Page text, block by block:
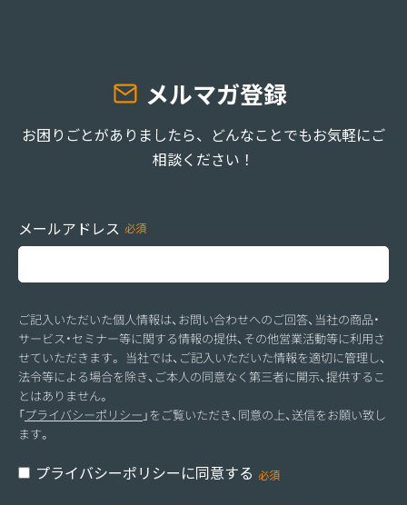
メルマガ登録
相談する
メルマガ登録
お困りごとがありましたら、どんなことでもお気軽にご
相談ください！
メールアドレス
ご記入いただいた個人情報は、お問い合わせへのご回答、当社の商品・
サービス・セミナー等に関する情報の提供、その他営業活動等に利用さ
せていただきます。 当社では、ご記入いただいた情報を適切に管理し、
法令等による場合を除き、ご本人の同意なく第三者に開示、提供するこ
とはありません。
「プライバシーポリシー 」をご覧いただき、同意の上、送信をお願い致し
ます。
プライバシーポリシーに同意する